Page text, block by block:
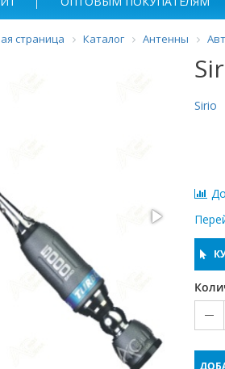
страница Каталог Антенны
Sirio